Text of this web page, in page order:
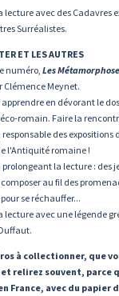
lecture avec des Cadavres
Surréalistes.
ET LES AUTRES
numéro, Les
Clémence Meynet.
en dévorant le
romain. Faire la
des expositions
l'Antiquité romaine !
prolongeant la lecture : des
au fil des
se réchauffer...
lecture avec une légende
à collectionner, que
relirez souvent, parce
France, avec du papier